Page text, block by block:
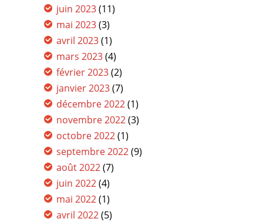
juin 2023(11)
mai 2023(3)
avril 2023(1)
mars 2023(4)
février 2023(2)
janvier 2023(7)
décembre 2022(1)
novembre 2022(3)
octobre 2022(1)
septembre 2022(9)
août 2022(7)
juin 2022(4)
mai 2022(1)
avril 2022(5)